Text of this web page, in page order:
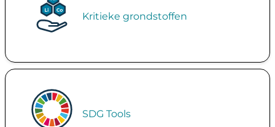
Kritieke grondstoffen
Image
SDG Tools